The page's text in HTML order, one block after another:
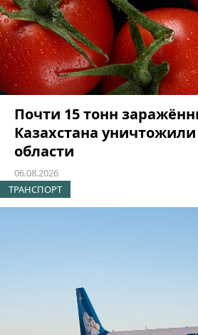
Почти 15 тонн
Казахстана
области
06.08.2026
ТРАНСПОРТ